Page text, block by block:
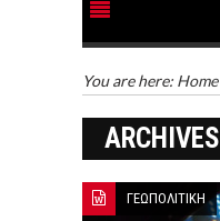
You are here: Home
ARCHIVES
ΓΕΩΠΟΛΙΤΙΚΗ